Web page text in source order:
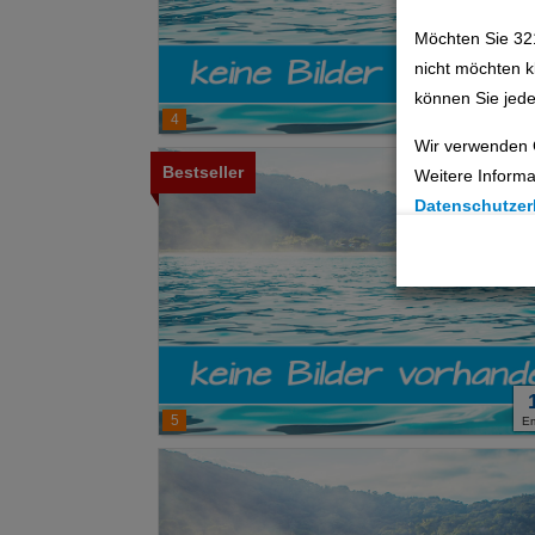
Möchten Sie
nicht möchten
können Sie
Wir verwenden
Weitere
Technische
Analyse
Social Media
Advertising
Erweiterte
4
5
Bestseller